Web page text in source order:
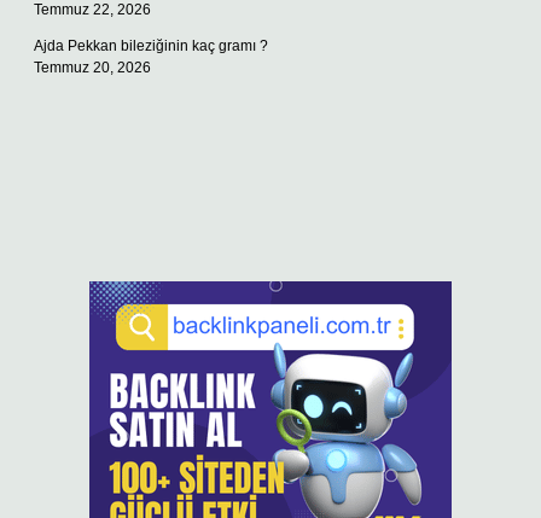
Temmuz 22, 2026
Ajda Pekkan bileziğinin kaç gramı ?
Temmuz 20, 2026